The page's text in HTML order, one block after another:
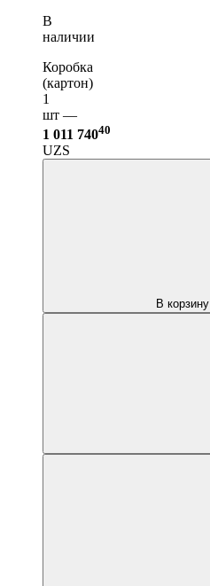
В
наличии
Коробка
(картон)
1
шт —
1 011 74040
UZS
В корзину